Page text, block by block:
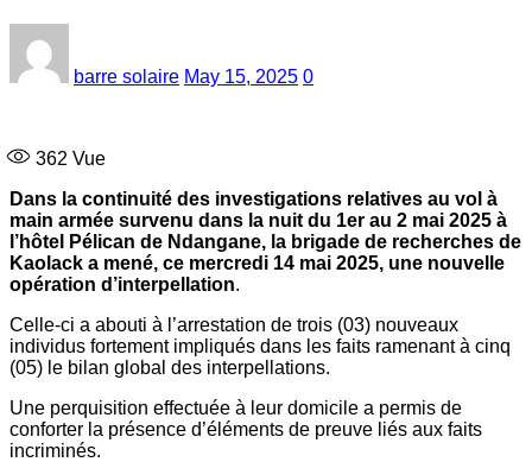
barre solaire May 15, 2025 0
362 Vue
Dans la continuité des investigations relatives au vol à
main armée survenu dans la nuit du 1er au 2 mai 2025 à
l’hôtel Pélican de Ndangane, la brigade de recherches de
Kaolack a mené, ce mercredi 14 mai 2025, une nouvelle
opération d’interpellation.
Celle-ci a abouti à l’arrestation de trois (03) nouveaux
individus fortement impliqués dans les faits ramenant à cinq
(05) le bilan global des interpellations.
Une perquisition effectuée à leur domicile a permis de
conforter la présence d’éléments de preuve liés aux faits
incriminés.